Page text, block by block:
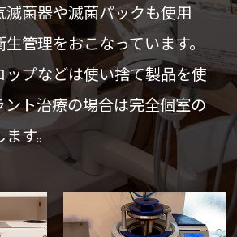
滅菌器や滅菌パックも使用
管理をおこなっています。
ップなどは使い捨て製品を使
ト治療の場合は完全個室の
す。